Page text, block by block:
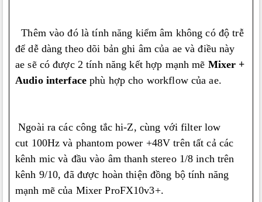
Thêm vào đó là tính năng kiểm âm không có độ trễ
để dễ dàng theo dõi bản ghi âm của ae và điều này
ae sẽ có được 2 tính năng kết hợp mạnh mẽ Mixer +
Audio interface phù hợp cho workflow của ae.
Ngoài ra các công tắc hi-Z, cùng với filter low
cut 100Hz và phantom power +48V trên tất cả các
kênh mic và đầu vào âm thanh stereo 1/8 inch trên
kênh 9/10, đã được hoàn thiện đồng bộ tính năng
mạnh mẽ của Mixer ProFX10v3+.